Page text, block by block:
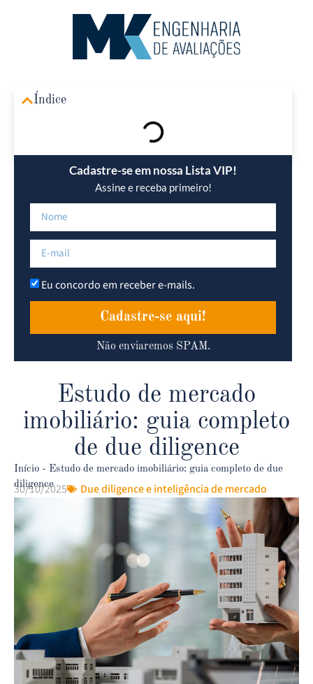
Índice
Cadastre-se em nossa Lista VIP!
Assine e receba primeiro!
Eu concordo em receber e-mails.
Cadastre-se aqui!
Não enviaremos SPAM.
Estudo de mercado
imobiliário: guia completo
de due diligence
Início - Estudo de mercado imobiliário: guia completo de due
diligence
30/10/2025 Due diligence e inteligência de mercado